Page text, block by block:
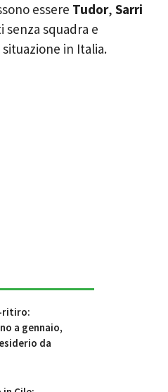
essere Tudor, Sarri
squadra e
in Italia.
ritiro:
a gennaio,
da